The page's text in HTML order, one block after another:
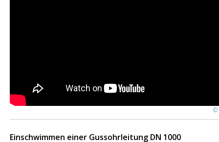
©
Einschwimmen einer Gussohrleitung DN 1000